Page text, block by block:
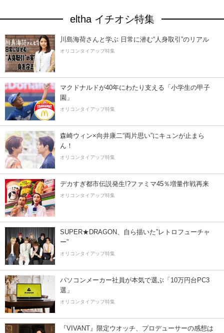
eltha イチオシ特集
川島海荷さんと学ぶ 日常に潜む“人身取引”のリアル
オリコンタイアップ特集
マクドナルドが40年にわたり支える「小学生の甲子
園」
オリコンタイアップ特集
森崎ウィン×向井康二“両片思い”にキュンが止まら
ん！
オリコンタイアップ特集
デカすぎ都市伝説発生!?ファミマ45％増量作戦再来
オリコンタイアップ特集
SUPER★DRAGON、自ら描いた”レトロフューチャ
ー”
オリコンタイアップ特集
パソコンメーカー社員が本気で選ぶ「10万円台PC3
選」
オリコンタイアップ特集
『VIVANT』限定ウオッチ、プロデューサーの感想は